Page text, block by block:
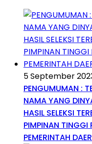
5 September
PENGUMUMAN :
NAMA YANG
HASIL SELEKSI
PIMPINAN TINGGI
PEMERINTAH